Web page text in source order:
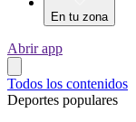
En tu zona
Abrir app
Todos los contenidos
Deportes populares